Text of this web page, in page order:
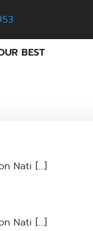
BEST
Nati […]
Nati […]